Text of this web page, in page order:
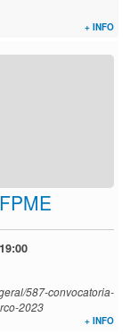
+ INFO
19:00
587-convocatoria-
2023
+ INFO